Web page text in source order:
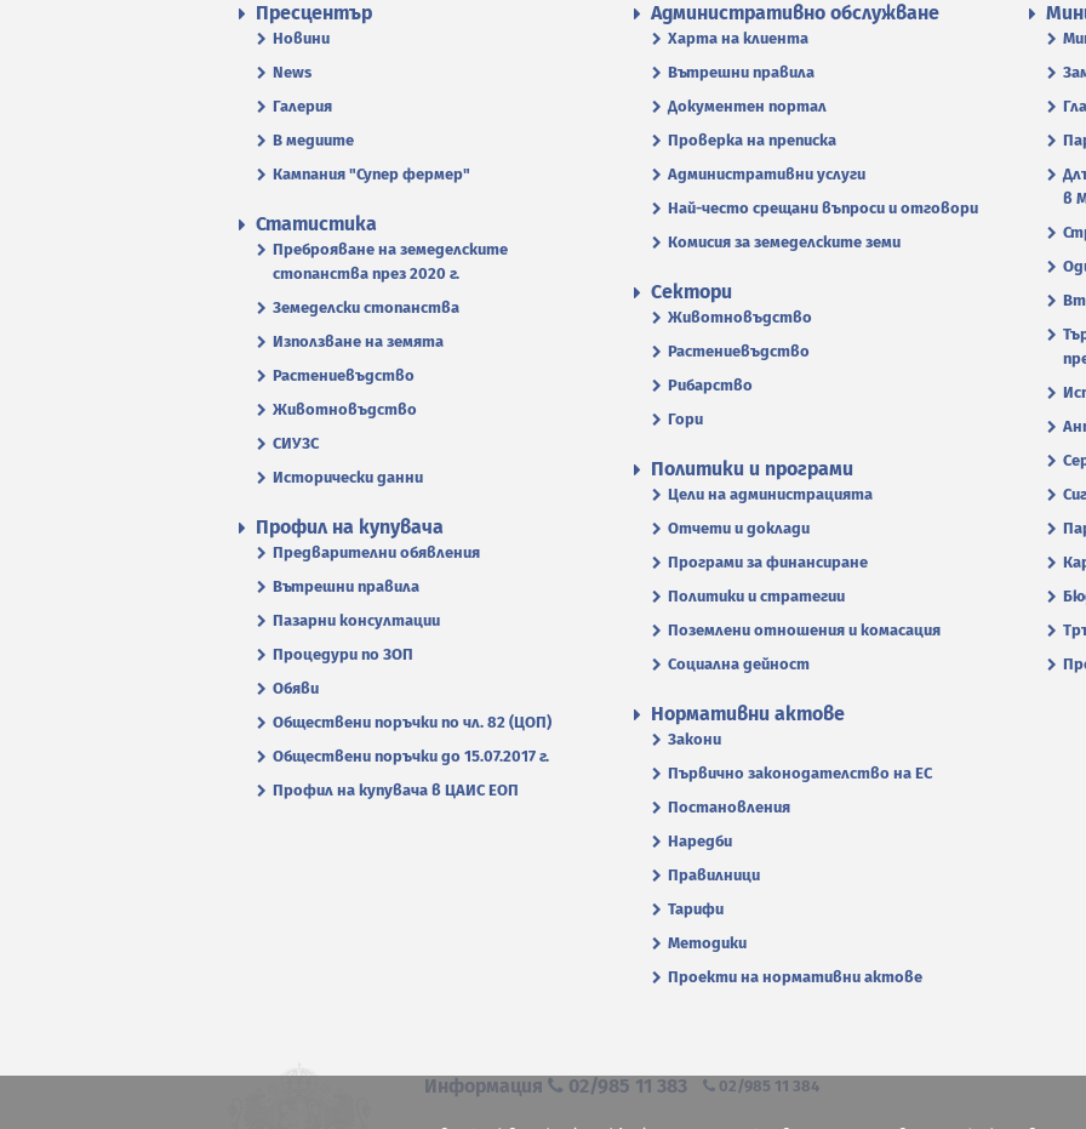
Пресцентър
Новини
News
Галерия
В медиите
Кампания "Супер фермер"
Административно обслужване
Харта на клиента
Вътрешни правила
Документен портал
Проверка на преписка
Административни услуги
Най-често срещани въпроси и отговори
Комисия за земеделските земи
в
Статистика
Преброяване на земеделските
стопанства през 2020 г.
Земеделски стопанства
Използване на земята
Растениевъдство
Животновъдство
СИУЗС
Исторически данни
Сектори
Животновъдство
Растениевъдство
Рибарство
Гори
Политики и програми
Цели на администрацията
Отчети и доклади
Програми за финансиране
Политики и стратегии
Поземлени отношения и комасация
Социална дейност
Профил на купувача
Предварителни обявления
Вътрешни правила
Пазарни консултации
Процедури по ЗОП
Обяви
Обществени поръчки по чл. 82 (ЦОП)
Обществени поръчки до 15.07.2017 г.
Профил на купувача в ЦАИС ЕОП
Нормативни актове
Закони
Първично законодателство на ЕС
Постановления
Наредби
Правилници
Тарифи
Методики
Проекти на нормативни актове
Информация 02/985 11 383 02/985 11 384